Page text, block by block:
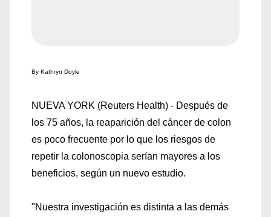
By Kathryn Doyle
NUEVA YORK (Reuters Health) - Después de
los 75 años, la reaparición del cáncer de colon
es poco frecuente por lo que los riesgos de
repetir la colonoscopia serían mayores a los
beneficios, según un nuevo estudio.
"Nuestra investigación es distinta a las demás